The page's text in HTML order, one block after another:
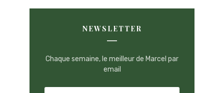
NEWSLETTER
Chaque semaine, le meilleur de Marcel par
email